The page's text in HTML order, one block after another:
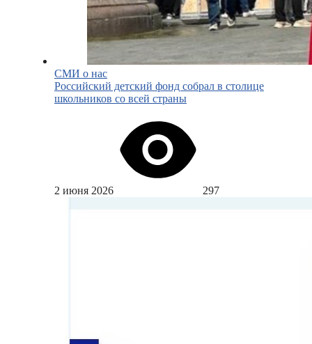
СМИ о нас
Российский детский фонд собрал в столице
школьников со всей страны
2 июня 2026 297